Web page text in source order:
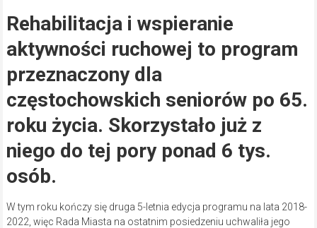
Rehabilitacja i wspieranie
aktywności ruchowej to program
przeznaczony dla
częstochowskich seniorów po 65.
roku życia. Skorzystało już z
niego do tej pory ponad 6 tys.
osób.
W tym roku kończy się druga 5-letnia edycja programu na lata 2018-
2022, więc Rada Miasta na ostatnim posiedzeniu uchwaliła jego